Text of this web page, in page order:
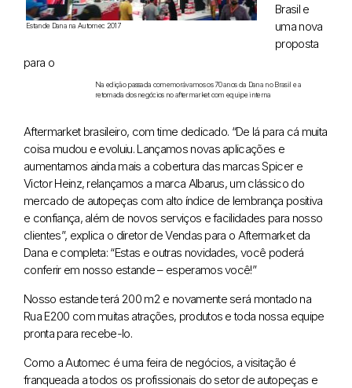
Estande Dana na Automec 2017
Na edição passada comemorávamos os 70 anos da Dana no Brasil e a
retomada dos negócios no aftermarket com equipe interna
Brasil e
uma nova
proposta
para o
Aftermarket brasileiro, com time dedicado. “De lá para cá muita
coisa mudou e evoluiu. Lançamos novas aplicações e
aumentamos ainda mais a cobertura das marcas Spicer e
Victor Heinz, relançamos a marca Albarus, um clássico do
mercado de autopeças com alto índice de lembrança positiva
e confiança, além de novos serviços e facilidades para nosso
clientes”, explica o diretor de Vendas para o Aftermarket da
Dana e completa: “Estas e outras novidades, você poderá
conferir em nosso estande – esperamos você!”
Nosso estande terá 200 m2 e novamente será montado na
Rua E200 com muitas atrações, produtos e toda nossa equipe
pronta para recebe-lo.
Como a Automec é uma feira de negócios, a visitação é
franqueada a todos os profissionais do setor de autopeças e